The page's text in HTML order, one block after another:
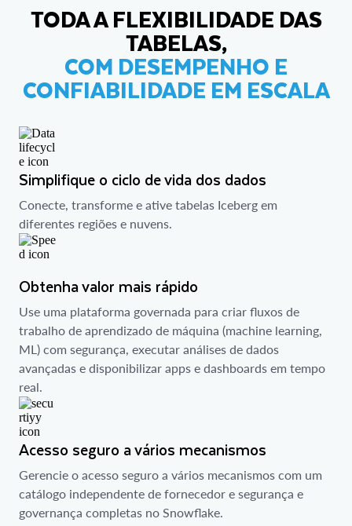
TODA A FLEXIBILIDADE DAS
TABELAS,
COM DESEMPENHO E
CONFIABILIDADE EM ESCALA
Simplifique o ciclo de vida dos dados
Conecte, transforme e ative tabelas Iceberg em
diferentes regiões e nuvens.
Obtenha valor mais rápido
Use uma plataforma governada para criar fluxos de
trabalho de aprendizado de máquina (machine learning,
ML) com segurança, executar análises de dados
avançadas e disponibilizar apps e dashboards em tempo
real.
Acesso seguro a vários mecanismos
Gerencie o acesso seguro a vários mecanismos com um
catálogo independente de fornecedor e segurança e
governança completas no Snowflake.